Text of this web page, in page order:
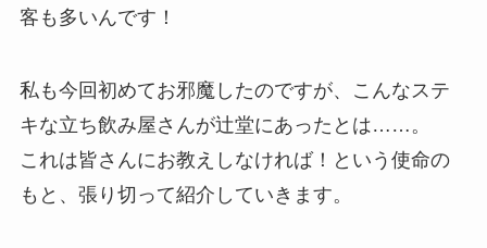
客も多いんです！
私も今回初めてお邪魔したのですが、こんなステ
キな立ち飲み屋さんが辻堂にあったとは……。
これは皆さんにお教えしなければ！という使命の
もと、張り切って紹介していきます。